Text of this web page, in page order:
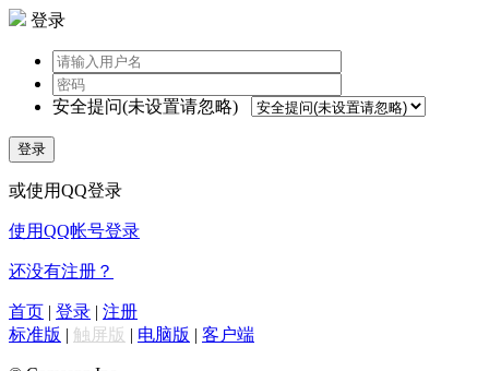
登录
安全提问(未设置请忽略)
登录
或使用QQ登录
使用QQ帐号登录
还没有注册？
首页 | 登录 | 注册
标准版 | 触屏版 | 电脑版 | 客户端